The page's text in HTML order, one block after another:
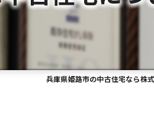
売却
査定
兵庫県姫路市の中古住宅なら株